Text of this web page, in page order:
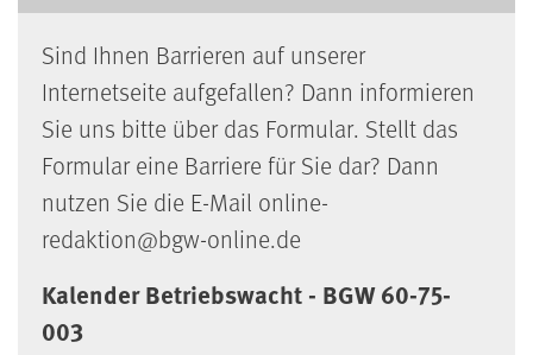
Sind Ihnen Barrieren auf unserer
Internetseite aufgefallen? Dann informieren
Sie uns bitte über das Formular. Stellt das
Formular eine Barriere für Sie dar? Dann
nutzen Sie die E-Mail online-
redaktion@bgw-online.de
Kalender Betriebswacht - BGW 60-75-
003